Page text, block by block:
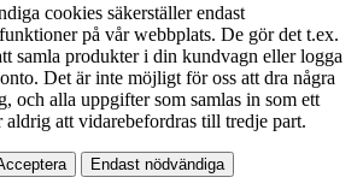
cookies säkerställer endast
på vår webbplats. De gör det t.ex.
samla produkter i din kundvagn eller logga
Det är inte möjligt för oss att dra några
och alla uppgifter som samlas in som ett
aldrig att vidarebefordras till tredje part.
Endast nödvändiga